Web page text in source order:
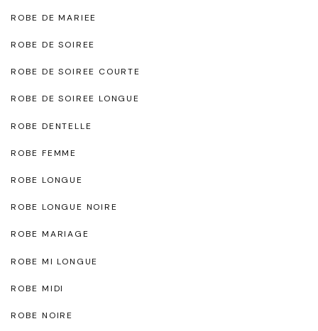
ROBE DE MARIEE
ROBE DE SOIREE
ROBE DE SOIREE COURTE
ROBE DE SOIREE LONGUE
ROBE DENTELLE
ROBE FEMME
ROBE LONGUE
ROBE LONGUE NOIRE
ROBE MARIAGE
ROBE MI LONGUE
ROBE MIDI
ROBE NOIRE